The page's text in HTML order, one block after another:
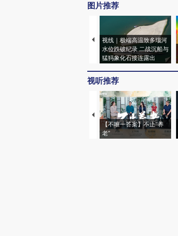
图片推荐
视线｜极端高温致多瑙河
水位跌破纪录 二战沉船与
猛犸象化石接连露出
视听推荐
【不唯一答案】不止“养
老”